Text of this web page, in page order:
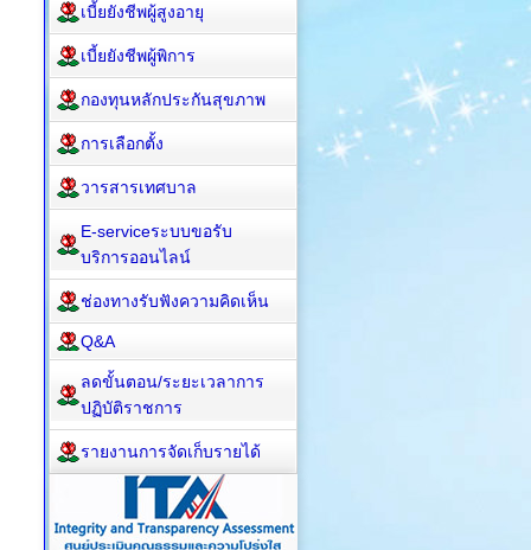
เบี้ยยังชีพผู้สูงอายุ
เบี้ยยังชีพผู้พิการ
กองทุนหลักประกันสุขภาพ
การเลือกตั้ง
วารสารเทศบาล
E-serviceระบบขอรับ
บริการออนไลน์
ช่องทางรับฟังความคิดเห็น
Q&A
ลดขั้นตอน/ระยะเวลาการ
ปฏิบัติราชการ
รายงานการจัดเก็บรายได้